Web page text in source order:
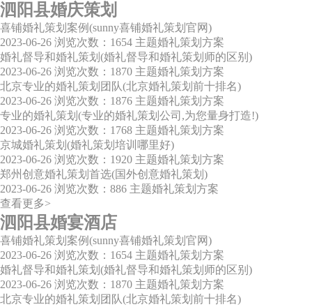
泗阳县婚庆策划
喜铺婚礼策划案例(sunny喜铺婚礼策划官网)
2023-06-26 浏览次数：1654 主题婚礼策划方案
婚礼督导和婚礼策划(婚礼督导和婚礼策划师的区别)
2023-06-26 浏览次数：1870 主题婚礼策划方案
北京专业的婚礼策划团队(北京婚礼策划前十排名)
2023-06-26 浏览次数：1876 主题婚礼策划方案
专业的婚礼策划(专业的婚礼策划公司,为您量身打造!)
2023-06-26 浏览次数：1768 主题婚礼策划方案
京城婚礼策划(婚礼策划培训哪里好)
2023-06-26 浏览次数：1920 主题婚礼策划方案
郑州创意婚礼策划首选(国外创意婚礼策划)
2023-06-26 浏览次数：886 主题婚礼策划方案
查看更多>
泗阳县婚宴酒店
喜铺婚礼策划案例(sunny喜铺婚礼策划官网)
2023-06-26 浏览次数：1654 主题婚礼策划方案
婚礼督导和婚礼策划(婚礼督导和婚礼策划师的区别)
2023-06-26 浏览次数：1870 主题婚礼策划方案
北京专业的婚礼策划团队(北京婚礼策划前十排名)